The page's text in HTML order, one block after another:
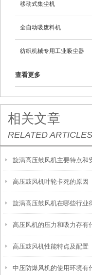
移动式集尘机
全自动吸废料机
纺织机械专用工业吸尘器
查看更多
相关文章
RELATED ARTICLES
旋涡高压鼓风机主要特点和
高压鼓风机叶轮卡死的原因
旋涡高压鼓风机在哪些行业
应用
高压风机的压力和吸力存有
高压鼓风机性能特点及配置
中压防爆风机的使用环境有